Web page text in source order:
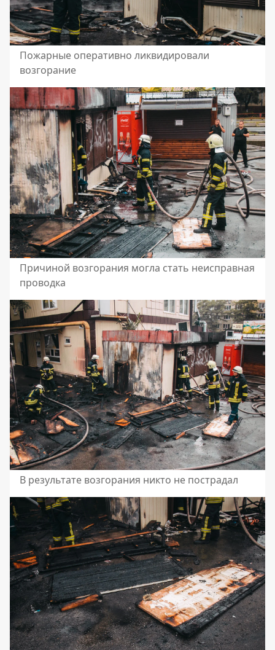
Пожарные оперативно ликвидировали
возгорание
Причиной возгорания могла стать неисправная
проводка
В результате возгорания никто не пострадал